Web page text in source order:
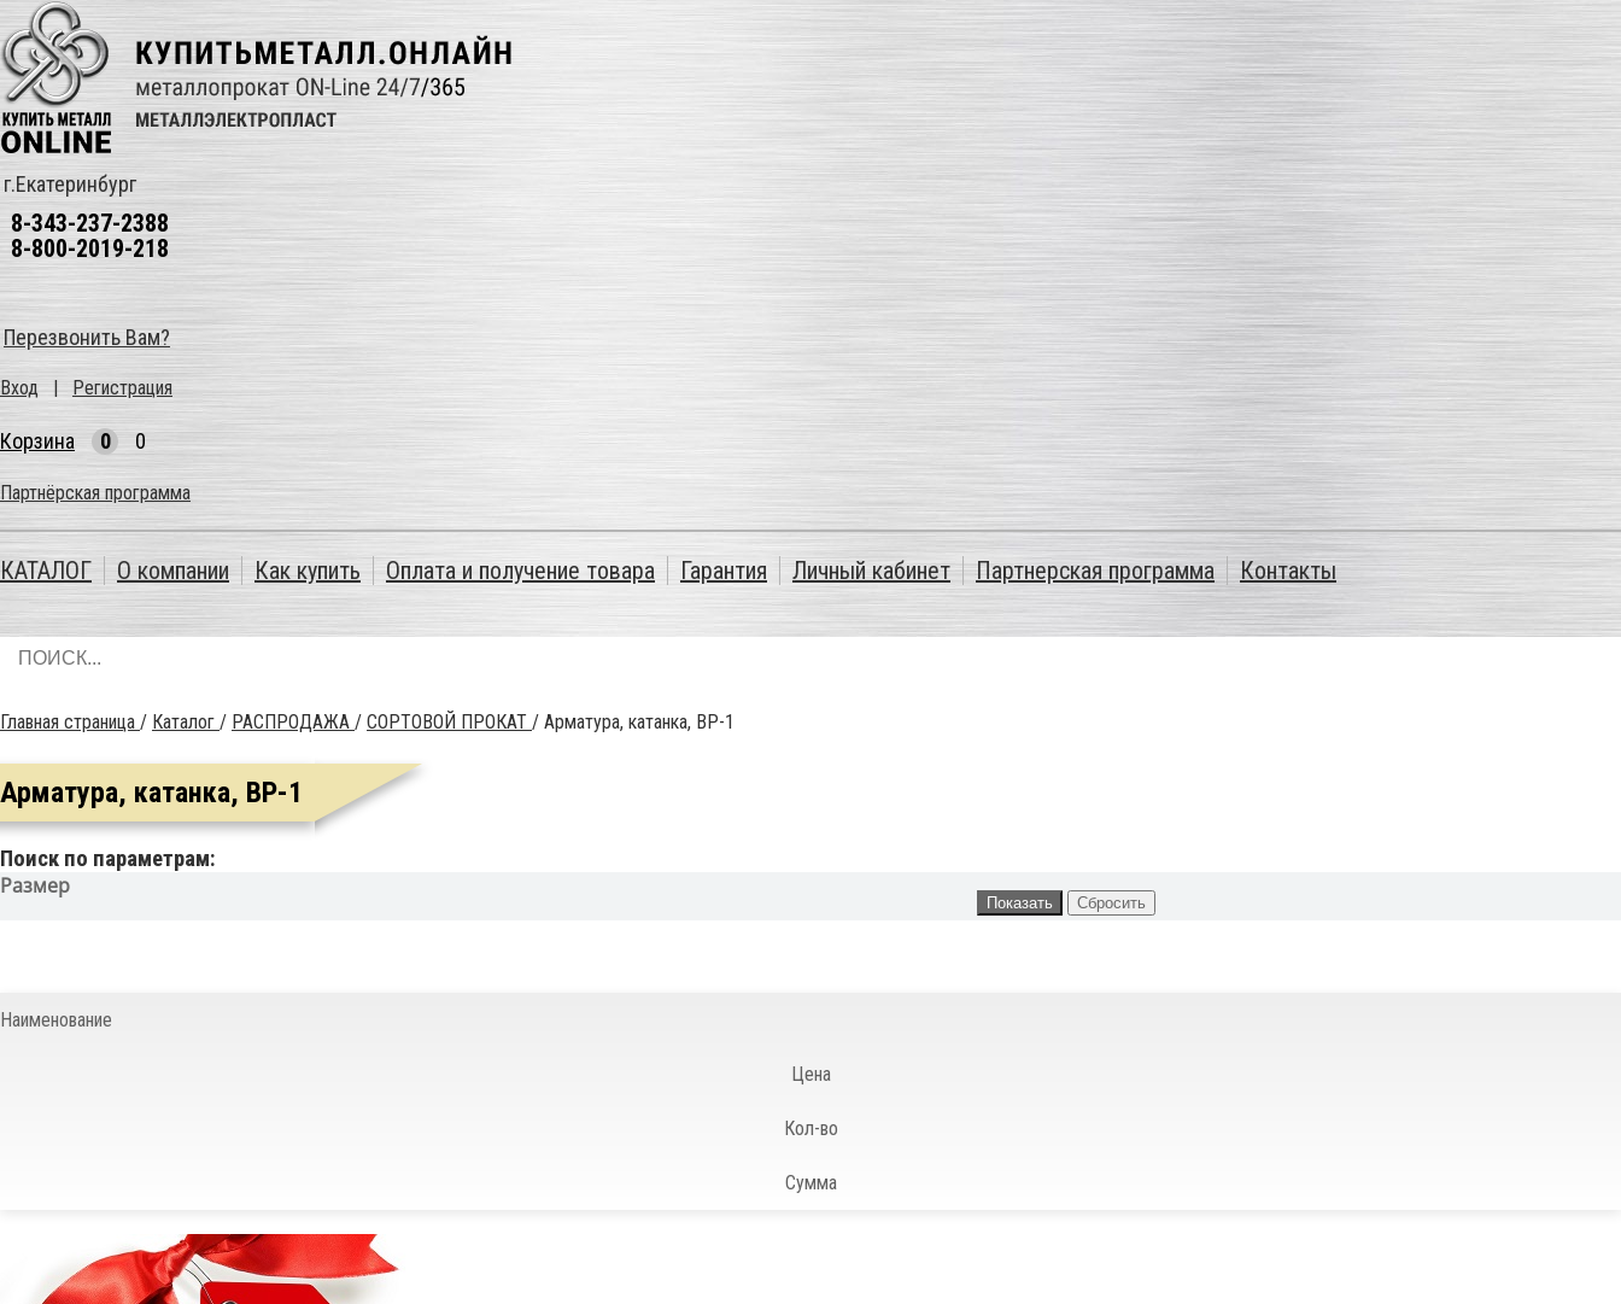
г.Екатеринбург
8-343-237-2388
8-800-2019-218
Перезвонить Вам?
Вход | Регистрация
Корзина 0 0
Партнёрская программа
КАТАЛОГ О компании Как купить Оплата и получение товара Гарантия Личный кабинет Партнерская программа Контакты
Главная страница / Каталог / РАСПРОДАЖА / СОРТОВОЙ ПРОКАТ / Арматура, катанка, ВР-1
Арматура, катанка, ВР-1
Поиск по параметрам:
Размер
Наименование
Цена
Кол-во
Сумма